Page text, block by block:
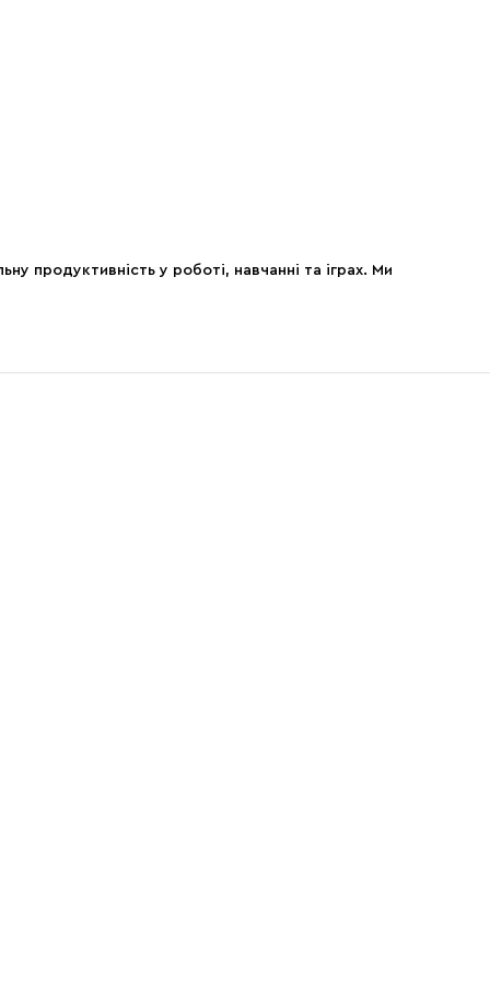
продуктивність у роботі, навчанні та іграх. Ми